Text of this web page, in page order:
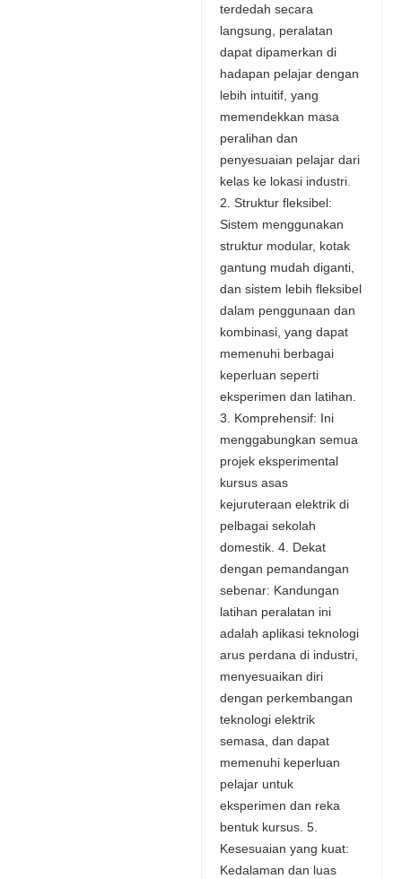
terdedah secara
langsung, peralatan
dapat dipamerkan di
hadapan pelajar dengan
lebih intuitif, yang
memendekkan masa
peralihan dan
penyesuaian pelajar dari
kelas ke lokasi industri.
2. Struktur fleksibel:
Sistem menggunakan
struktur modular, kotak
gantung mudah diganti,
dan sistem lebih fleksibel
dalam penggunaan dan
kombinasi, yang dapat
memenuhi berbagai
keperluan seperti
eksperimen dan latihan.
3. Komprehensif: Ini
menggabungkan semua
projek eksperimental
kursus asas
kejuruteraan elektrik di
pelbagai sekolah
domestik. 4. Dekat
dengan pemandangan
sebenar: Kandungan
latihan peralatan ini
adalah aplikasi teknologi
arus perdana di industri,
menyesuaikan diri
dengan perkembangan
teknologi elektrik
semasa, dan dapat
memenuhi keperluan
pelajar untuk
eksperimen dan reka
bentuk kursus. 5.
Kesesuaian yang kuat:
Kedalaman dan luas